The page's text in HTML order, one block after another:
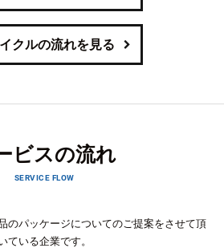
クルの流れを見る
ビスの流れ
SERVICE FLOW
のパッケージについてのご提案をさせて頂
ている企業です。